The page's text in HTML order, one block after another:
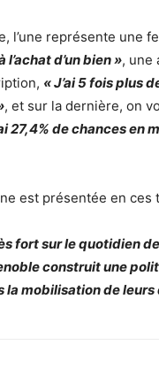
l’une représente une
l’achat d’un bien », une
« J’ai 5 fois plus
, et sur la dernière, on
27,4% de chances en
est présentée en ces
fort sur le quotidien
construit une
mobilisation de leurs